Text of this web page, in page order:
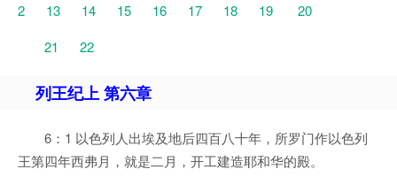
2
13 14 15 16 17 18 19
20
21
22
列王纪上 第六章
6：1 以色列人出埃及地后四百八十年，所罗门作以色列
王第四年西弗月，就是二月，开工建造耶和华的殿。